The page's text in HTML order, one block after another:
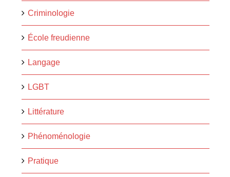
Criminologie
École freudienne
Langage
LGBT
Littérature
Phénoménologie
Pratique